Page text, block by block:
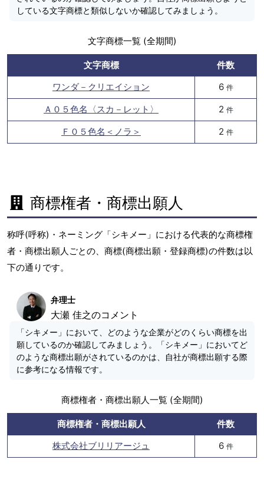
している文字商標と類似しないか確認してみましょう。
文字商標一覧 (全期間)
文字商標
件数
ワンダ－クリエイション
6 件
Ａ０５色名〈スカ－レット〉 2 件
Ｆ０５色名＜ノラ＞ 2 件
商標権者・商標出願人
称呼(呼称)・ネーミング「シキメー」における代表的な商標権
者・商標出願人ごとの、商標(商標出願・登録商標)の件数は以
下の通りです。
弁理士
大瀬 佳之のコメント
「シキメー」において、どのような企業がどのくらい商標を出
願しているのか確認してみましょう。「シキメー」においてど
のような商標出願がされているのかは、自社が商標出願する際
に参考になる情報です。
商標権者・商標出願人一覧 (全期間)
商標権者・商標出願人
件数
株式会社ブリリアージュ
6 件